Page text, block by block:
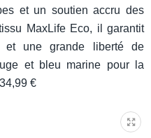
et un soutien accru des
MaxLife Eco, il garantit
et une grande liberté de
et bleu marine pour la
€